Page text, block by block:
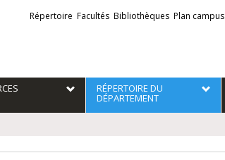
Liens
externes
Répertoire Facultés Bibliothèques Plan campus
RÉPERTOIRE DU
DÉPARTEMENT